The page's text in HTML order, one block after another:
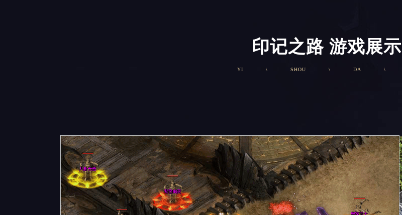
印记之路 游戏展示
YI \ SHOU \ DA \